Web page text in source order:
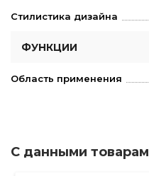
Стилистика дизайна
ФУНКЦИИ
Область применения
С данными